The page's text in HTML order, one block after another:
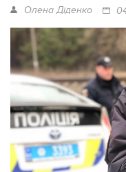
Олена Діденко